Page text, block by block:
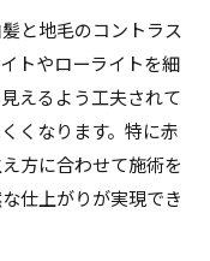
と地毛のコントラス
トやローライトを細
えるよう工夫されて
くなります。特に赤
方に合わせて施術を
仕上がりが実現でき